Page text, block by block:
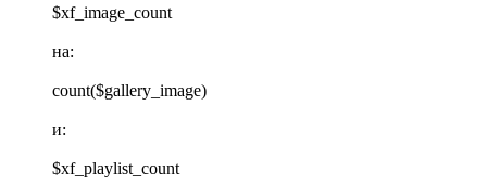
$xf_image_count
на:
count($gallery_image)
и:
$xf_playlist_count